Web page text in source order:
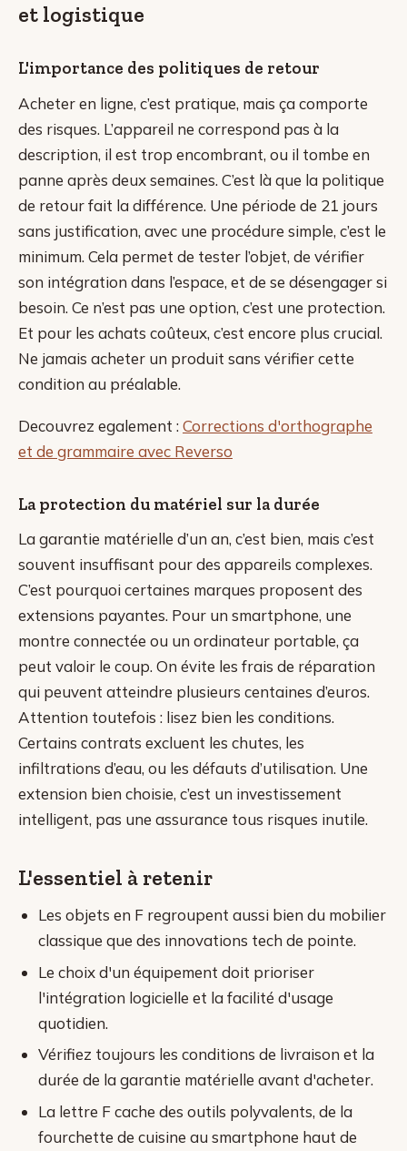
et logistique
L'importance des politiques de retour
Acheter en ligne, c’est pratique, mais ça comporte
des risques. L’appareil ne correspond pas à la
description, il est trop encombrant, ou il tombe en
panne après deux semaines. C’est là que la politique
de retour fait la différence. Une période de 21 jours
sans justification, avec une procédure simple, c’est le
minimum. Cela permet de tester l’objet, de vérifier
son intégration dans l’espace, et de se désengager si
besoin. Ce n’est pas une option, c’est une protection.
Et pour les achats coûteux, c’est encore plus crucial.
Ne jamais acheter un produit sans vérifier cette
condition au préalable.
Decouvrez egalement :Corrections d'orthographe
et de grammaire avec Reverso
La protection du matériel sur la durée
La garantie matérielle d’un an, c’est bien, mais c’est
souvent insuffisant pour des appareils complexes.
C’est pourquoi certaines marques proposent des
extensions payantes. Pour un smartphone, une
montre connectée ou un ordinateur portable, ça
peut valoir le coup. On évite les frais de réparation
qui peuvent atteindre plusieurs centaines d’euros.
Attention toutefois : lisez bien les conditions.
Certains contrats excluent les chutes, les
infiltrations d’eau, ou les défauts d’utilisation. Une
extension bien choisie, c’est un investissement
intelligent, pas une assurance tous risques inutile.
L'essentiel à retenir
Les objets en F regroupent aussi bien du mobilier
classique que des innovations tech de pointe.
Le choix d'un équipement doit prioriser
l'intégration logicielle et la facilité d'usage
quotidien.
Vérifiez toujours les conditions de livraison et la
durée de la garantie matérielle avant d'acheter.
La lettre F cache des outils polyvalents, de la
fourchette de cuisine au smartphone haut de